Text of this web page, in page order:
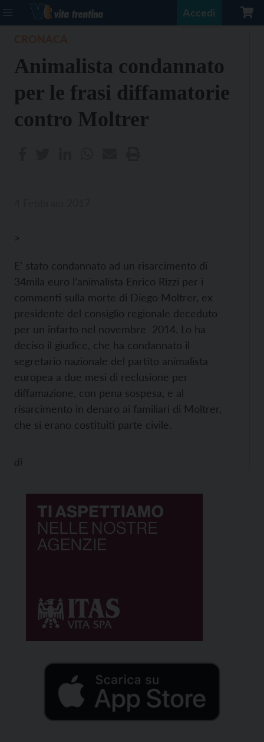
Accedi
Animalista condannato
per le frasi diffamatorie
contro Moltrer
>
E’ stato condannato ad un risarcimento di
34mila euro l’animalista Enrico Rizzi per i
commenti sulla morte di Diego Moltrer, ex
presidente del consiglio regionale deceduto
per un infarto nel novembre 2014. Lo ha
deciso il giudice, che ha condannato il
segretario nazionale del partito animalista
europea a due mesi di reclusione per
diffamazione, con pena sospesa, e al
risarcimento in denaro ai familiari di Moltrer,
che si erano costituiti parte civile.
di